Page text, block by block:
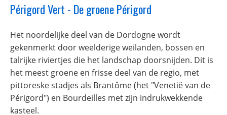
Périgord Vert - De groene Périgord
Het noordelijke deel van de Dordogne wordt
gekenmerkt door weelderige weilanden, bossen en
talrijke riviertjes die het landschap doorsnijden. Dit is
het meest groene en frisse deel van de regio, met
pittoreske stadjes als Brantôme (het "Venetië van de
Périgord") en Bourdeilles met zijn indrukwekkende
kasteel.